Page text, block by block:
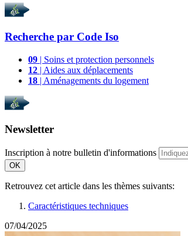
Recherche par Code Iso
09 | Soins et protection personnels
12 | Aides aux déplacements
18 | Aménagements du logement
Newsletter
Inscription à notre bulletin d'informations
OK
Retrouvez cet article dans les thèmes suivants:
Caractéristiques techniques
07/04/2025